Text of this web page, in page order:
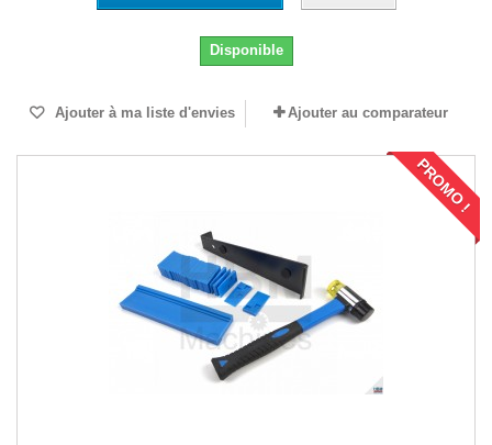
Disponible
Ajouter à ma liste d'envies Ajouter au comparateur
PROMO !